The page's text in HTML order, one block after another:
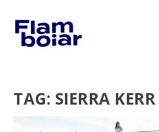
TAG: SIERRA KERR